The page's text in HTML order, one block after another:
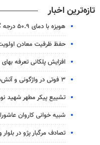
تازه‌ترین اخبار
هویزه با دمای ۵۰.۹ درجه گرم‌ترین نقطه خوزستان است
حفظ ظرفیت معادن
افزایش پلکانی تعرفه
۳ فوتی در واژگونی و آتش‌سوزی پژو ۴۰۵ در کمربندی شرقی ایلام
تشییع پیکر مطهر شهید
شبیه خوانی کاروان
تصادف مرگبار پژو در